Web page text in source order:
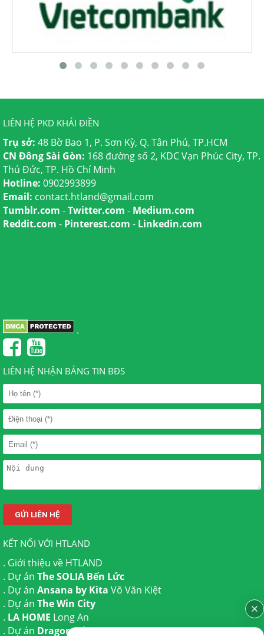
LIÊN HỆ PKD KHẢI ĐIỀN
Trụ sở: 48 Bờ Bao 1, P. Sơn Kỳ, Q. Tân Phú, TP.HCM
CN Đông Sài Gòn: 168 đường số 2, KDC Vạn Phúc City, TP.
Thủ Đức, TP. Hồ Chí Minh
Hotline: 0902993899
Email: contact.htland@gmail.com
Tumblr.com -Twitter.com - Medium.com
Reddit.com - Pinterest.com - Linkedin.com
.
LIÊN HỆ NHẬN BẢNG TIN BĐS
KẾT NỐI VỚI HTLAND
. Giới thiệu về HTLAND
. Dự án The SOLIA Bến Lức
. Dự án Ansana by Kita Võ Văn Kiệt
. Dự án The Win City
. LA HOME Long An
. Dự án Dragon Eden Long An